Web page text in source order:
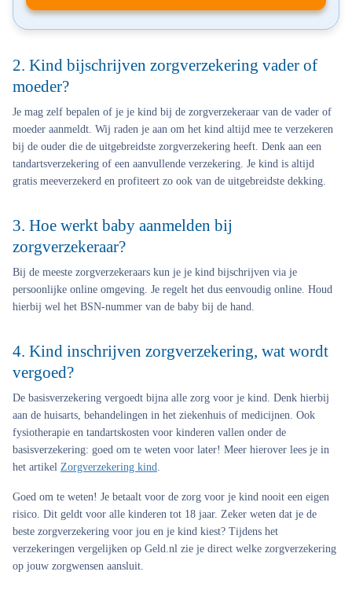
2. Kind bijschrijven zorgverzekering vader of
moeder?
Je mag zelf bepalen of je je kind bij de zorgverzekeraar van de vader of
moeder aanmeldt. Wij raden je aan om het kind altijd mee te verzekeren
bij de ouder die de uitgebreidste zorgverzekering heeft. Denk aan een
tandartsverzekering of een aanvullende verzekering. Je kind is altijd
gratis meeverzekerd en profiteert zo ook van de uitgebreidste dekking.
3. Hoe werkt baby aanmelden bij
zorgverzekeraar?
Bij de meeste zorgverzekeraars kun je je kind bijschrijven via je
persoonlijke online omgeving. Je regelt het dus eenvoudig online. Houd
hierbij wel het BSN-nummer van de baby bij de hand.
4. Kind inschrijven zorgverzekering, wat wordt
vergoed?
De basisverzekering vergoedt bijna alle zorg voor je kind. Denk hierbij
aan de huisarts, behandelingen in het ziekenhuis of medicijnen. Ook
fysiotherapie en tandartskosten voor kinderen vallen onder de
basisverzekering: goed om te weten voor later! Meer hierover lees je in
het artikel Zorgverzekering kind.
Goed om te weten! Je betaalt voor de zorg voor je kind nooit een eigen
risico. Dit geldt voor alle kinderen tot 18 jaar. Zeker weten dat je de
beste zorgverzekering voor jou en je kind kiest? Tijdens het
verzekeringen vergelijken op Geld.nl zie je direct welke zorgverzekering
op jouw zorgwensen aansluit.